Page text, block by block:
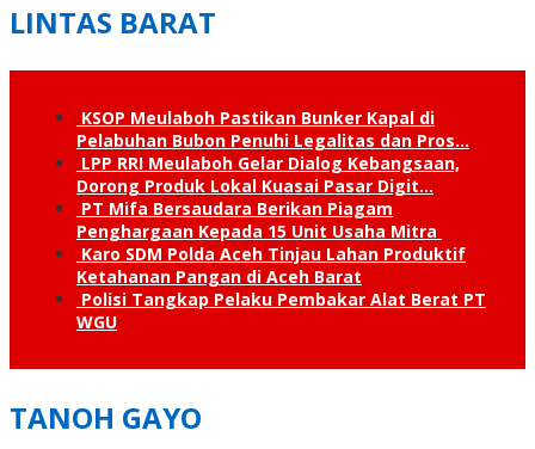
LINTAS BARAT
KSOP Meulaboh Pastikan Bunker Kapal di
Pelabuhan Bubon Penuhi Legalitas dan Pros…
LPP RRI Meulaboh Gelar Dialog Kebangsaan,
Dorong Produk Lokal Kuasai Pasar Digit…
PT Mifa Bersaudara Berikan Piagam
Penghargaan Kepada 15 Unit Usaha Mitra
Karo SDM Polda Aceh Tinjau Lahan Produktif
Ketahanan Pangan di Aceh Barat
Polisi Tangkap Pelaku Pembakar Alat Berat PT
WGU
TANOH GAYO